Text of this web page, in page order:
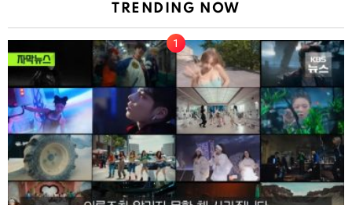
TRENDING NOW